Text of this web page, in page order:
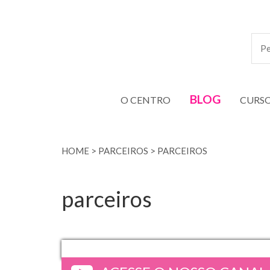
O CENTRO BLOG
HOME > PARCEIROS > PARCEIROS
parceiros